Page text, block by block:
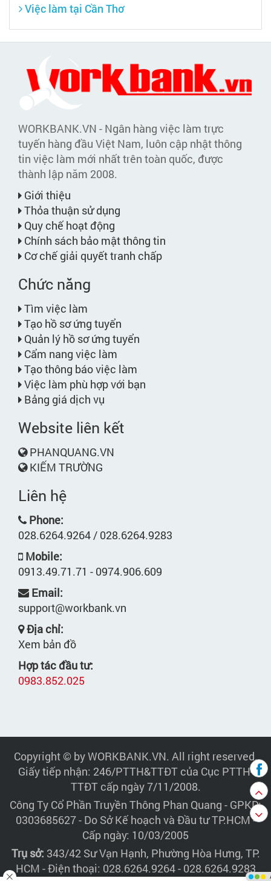
Việc làm tại Cần Thơ
WORKBANK.VN - Ngân hàng việc làm trực
tuyến hàng đầu Việt Nam, luôn cập nhật thông
tin việc làm mới nhất trên toàn quốc, được
thành lập năm 2008.
Giới thiệu
Thỏa thuận sử dụng
Quy chế hoạt động
Chính sách bảo mật thông tin
Cơ chế giải quyết tranh chấp
Chức năng
Tìm việc làm
Tạo hồ sơ ứng tuyển
Quản lý hồ sơ ứng tuyển
Cẩm nang việc làm
Tạo thông báo việc làm
Việc làm phù hợp với bạn
Bảng giá dịch vụ
Website liên kết
PHANQUANG.VN
KIẾM TRƯỜNG
Liên hệ
Phone:
028.6264.9264 / 028.6264.9283
Mobile:
0913.49.71.71 - 0974.906.609
Email:
support@workbank.vn
Địa chỉ:
Xem bản đồ
Hợp tác đầu tư:
0983.852.025
Copyright © by WORKBANK.VN. All right reserved.
Giấy tiếp nhận: 246/PTTH&TTĐT của Cục PTTH-
TTĐT cấp ngày 7/11/2008.
Công Ty Cổ Phần Truyền Thông Phan Quang - GPKD:
0303685627 - Do Sở Kế hoạch và Đầu tư TP.HCM -
Cấp ngày: 10/03/2005
Trụ sở: 343/42 Sư Vạn Hạnh, Phường Hòa Hưng, TP.
HCM - Điện thoại: 028.6264.9264 - 028.6264.9283